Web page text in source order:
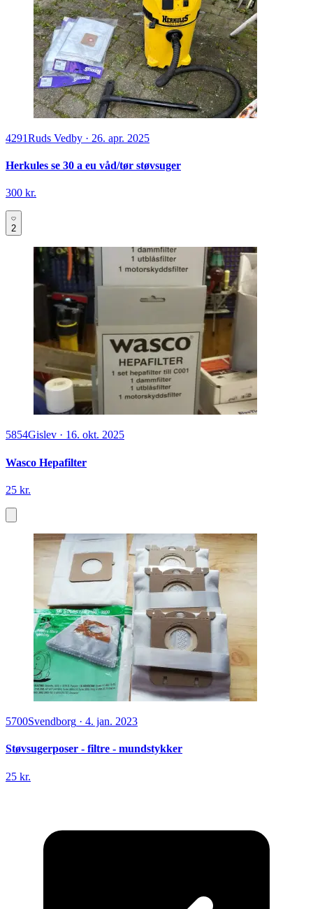
4291Ruds Vedby · 26. apr. 2025
Herkules se 30 a eu våd/tør støvsuger
300 kr.
2
5854Gislev · 16. okt. 2025
Wasco Hepafilter
25 kr.
5700Svendborg · 4. jan. 2023
Støvsugerposer - filtre - mundstykker
25 kr.